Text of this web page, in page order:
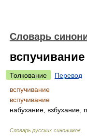
Словарь
вспучивание
Толкование
Перевод
вспучивание
вспучивание
набухание, взбухание,
Словарь русских синонимов